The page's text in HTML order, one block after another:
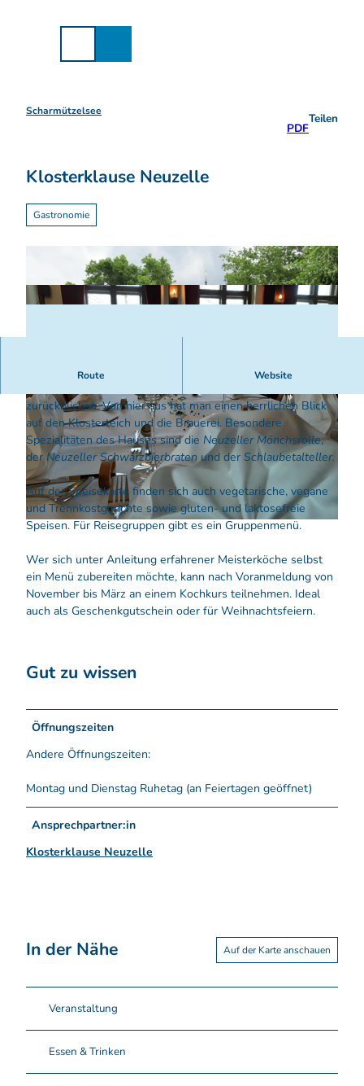
Scharmützelsee
PDF
Teilen
Klosterklause Neuzelle
Gastronomie
© Seenland Oder-Spree
© Besucherinformation Neuzelle
Route Website
Klosterklause Neuzelle
liegt direkt vor den Toren des
zurückblicken. Von hier aus hat man einen herrlichen Blick
auf den Klosterteich und die Brauerei. Besondere
Spezialitäten des Hauses sind die Neuzeller Mönchsrolle,
derNeuzeller Schwarzbierbratenund der Schlaubetalteller.
Auf der Speisekarte finden sich auch vegetarische, vegane
und Trennkostgerichte sowie gluten- und laktosefreie
Speisen. Für Reisegruppen gibt es ein Gruppenmenü.
Wer sich unter Anleitung erfahrener Meisterköche selbst
ein Menü zubereiten möchte, kann nach Voranmeldung von
November bis März an einem Kochkurs teilnehmen. Ideal
auch als Geschenkgutschein oder für Weihnachtsfeiern.
Gut zu wissen
Öffnungszeiten
Andere Öffnungszeiten:
Montag und Dienstag Ruhetag (an Feiertagen geöffnet)
Ansprechpartner:in
Klosterklause Neuzelle
In der Nähe Auf der Karte anschauen
Veranstaltung
Essen & Trinken